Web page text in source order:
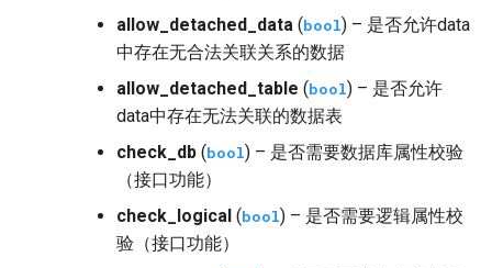
allow_detached_data (bool) – 是否允许data
中存在无合法关联关系的数据
allow_detached_table (bool) – 是否允许
data中存在无法关联的数据表
check_db (bool) – 是否需要数据库属性校验
（接口功能）
check_logical (bool) – 是否需要逻辑属性校
验（接口功能）